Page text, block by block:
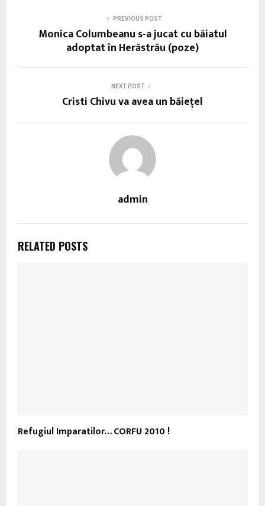
PREVIOUS POST
Monica Columbeanu s-a jucat cu băiatul
adoptat în Herăstrău (poze)
NEXT POST
Cristi Chivu va avea un băieţel
admin
RELATED POSTS
Refugiul Imparatilor… CORFU 2010 !